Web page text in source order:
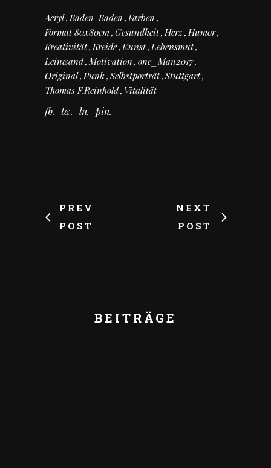
Acryl Baden-Baden Farben
Format 80x80cm Gesundheit Herz Humor
Kreativität Kreide Kunst Lebensmut
Leinwand Motivation one_Man2017
Original Punk Selbstporträt Stuttgart
Thomas F.Reinhold Vitalität
fb tw ln pin
PREV
POST
NEXT
POST
BEITRÄGE